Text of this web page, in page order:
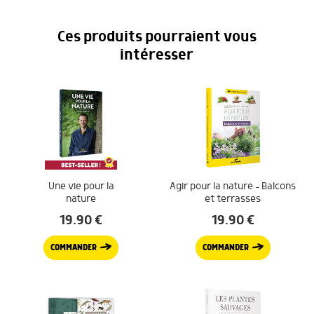
Ces produits pourraient vous
intéresser
Une vie pour la
nature
19.90€
COMMANDER
Agir pour la nature – Balcons
et terrasses
19.90€
COMMANDER